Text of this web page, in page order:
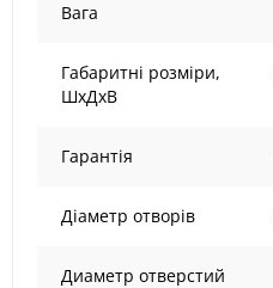
Вага
Габаритні розміри,
ШхДхВ
Гарантія
Діаметр отворів
Диаметр отверстий